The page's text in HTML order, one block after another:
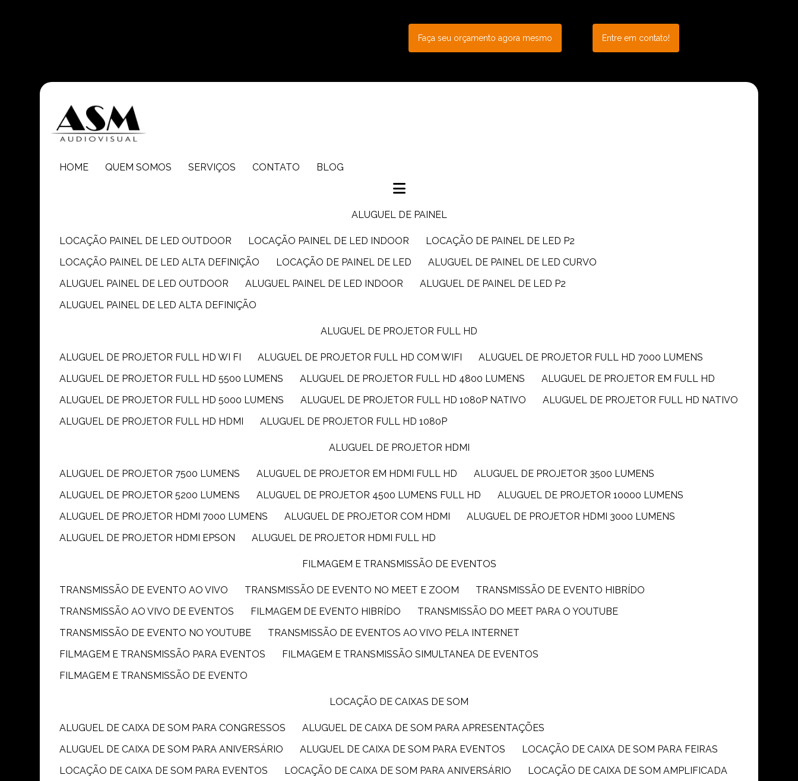
Faça seu orçamento agora mesmo Entre em contato!
HOME QUEM SOMOS SERVIÇOS CONTATO BLOG
ALUGUEL DE PAINEL
LOCAÇÃO PAINEL DE LED OUTDOOR LOCAÇÃO PAINEL DE LED INDOOR
LOCAÇÃO DE PAINEL DE LED P2
LOCAÇÃO PAINEL DE LED ALTA DEFINIÇÃO
LOCAÇÃO DE PAINEL DE LED
ALUGUEL DE PAINEL DE LED CURVO
ALUGUEL PAINEL DE LED OUTDOOR
ALUGUEL PAINEL DE LED INDOOR
ALUGUEL DE PAINEL DE LED P2
ALUGUEL PAINEL DE LED ALTA DEFINIÇÃO
ALUGUEL DE PROJETOR FULL HD
ALUGUEL DE PROJETOR FULL HD WI FI ALUGUEL DE PROJETOR FULL HD COM WIFI
ALUGUEL DE PROJETOR FULL HD 7000 LUMENS
ALUGUEL DE PROJETOR FULL HD 5500 LUMENS
ALUGUEL DE PROJETOR FULL HD 4800 LUMENS
ALUGUEL DE PROJETOR EM FULL HD
ALUGUEL DE PROJETOR FULL HD 5000 LUMENS
ALUGUEL DE PROJETOR FULL HD 1080P NATIVO
ALUGUEL DE PROJETOR FULL HD NATIVO
ALUGUEL DE PROJETOR FULL HD HDMI
ALUGUEL DE PROJETOR FULL HD 1080P
ALUGUEL DE PROJETOR HDMI
ALUGUEL DE PROJETOR 7500 LUMENS ALUGUEL DE PROJETOR EM HDMI FULL HD
ALUGUEL DE PROJETOR 3500 LUMENS
ALUGUEL DE PROJETOR 5200 LUMENS
ALUGUEL DE PROJETOR 4500 LUMENS FULL HD
ALUGUEL DE PROJETOR 10000 LUMENS
ALUGUEL DE PROJETOR HDMI 7000 LUMENS
ALUGUEL DE PROJETOR COM HDMI
ALUGUEL DE PROJETOR HDMI 3000 LUMENS
ALUGUEL DE PROJETOR HDMI EPSON
ALUGUEL DE PROJETOR HDMI FULL HD
FILMAGEM E TRANSMISSÃO DE EVENTOS
TRANSMISSÃO DE EVENTO AO VIVO TRANSMISSÃO DE EVENTO NO MEET E ZOOM
TRANSMISSÃO DE EVENTO HIBRÍDO
TRANSMISSÃO AO VIVO DE EVENTOS
FILMAGEM DE EVENTO HIBRÍDO
TRANSMISSÃO DO MEET PARA O YOUTUBE
TRANSMISSÃO DE EVENTO NO YOUTUBE
TRANSMISSÃO DE EVENTOS AO VIVO PELA INTERNET
FILMAGEM E TRANSMISSÃO PARA EVENTOS
FILMAGEM E TRANSMISSÃO SIMULTANEA DE EVENTOS
FILMAGEM E TRANSMISSÃO DE EVENTO
LOCAÇÃO DE CAIXAS DE SOM
ALUGUEL DE CAIXA DE SOM PARA CONGRESSOS
ALUGUEL DE CAIXA DE SOM PARA APRESENTAÇÕES
ALUGUEL DE CAIXA DE SOM PARA ANIVERSÁRIO
ALUGUEL DE CAIXA DE SOM PARA EVENTOS
LOCAÇÃO DE CAIXA DE SOM PARA FEIRAS
LOCAÇÃO DE CAIXA DE SOM PARA EVENTOS
LOCAÇÃO DE CAIXA DE SOM PARA ANIVERSÁRIO
LOCAÇÃO DE CAIXA DE SOM AMPLIFICADA